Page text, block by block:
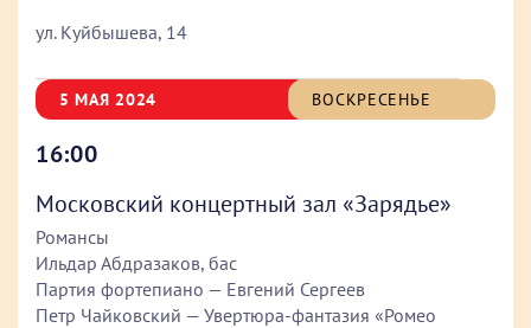
ул. Куйбышева, 14
5 МАЯ 2024 ВОСКРЕСЕНЬЕ
16:00
Московский концертный зал «Зарядье»
Романсы
Ильдар Абдразаков, бас
Партия фортепиано — Евгений Сергеев
Петр Чайковский — Увертюра-фантазия «Ромео